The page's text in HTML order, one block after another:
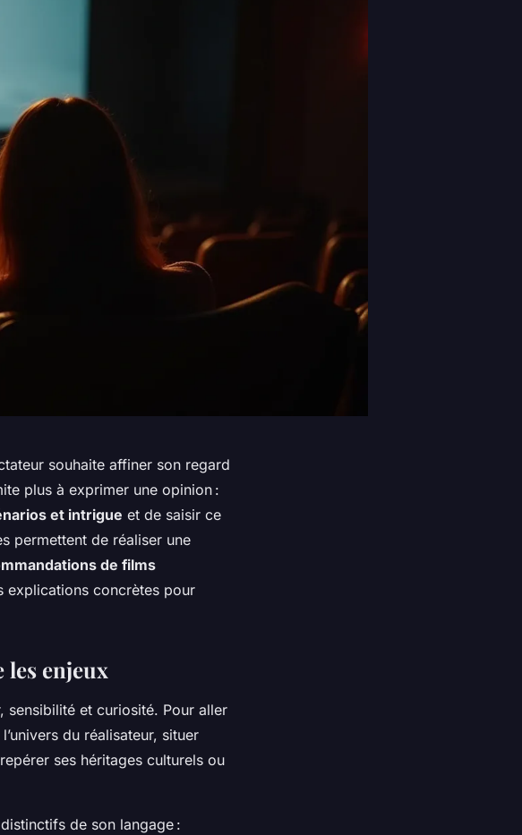
souhaite affiner son regard
plus à exprimer une opinion :
et intrigue et de saisir ce
permettent de réaliser une
de films
explications concrètes pour
les enjeux
sensibilité et curiosité. Pour aller
du réalisateur, situer
ses héritages culturels ou
de son langage :